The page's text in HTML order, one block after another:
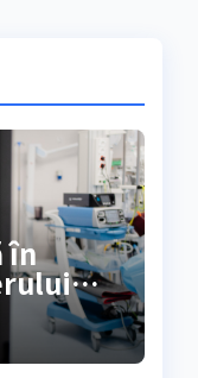
în